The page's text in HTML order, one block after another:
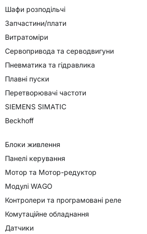
Шафи розподільчі
Запчастини/плати
Витратоміри
Сервопривода та серводвигуни
Пневматика та гідравлика
Плавні пуски
Перетворювачі частоти
SIEMENS SIMATIC
Beckhoff
Блоки живлення
Панелі керування
Мотор та Мотор-редуктор
Модулі WAGO
Контролери та програмовані реле
Комутаційне обладнання
Датчики